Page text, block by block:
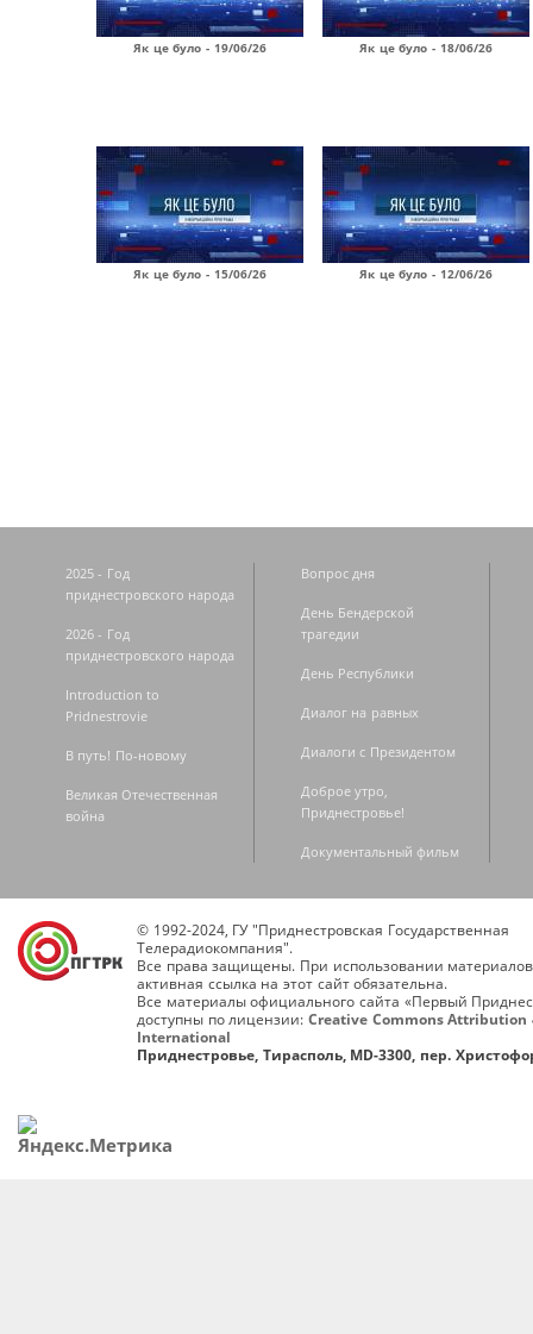
Як це було - 19/06/26 Як це було - 18/06/26
Як це було - 15/06/26 Як це було - 12/06/26
2025 - Год
приднестровского народа
2026 - Год
приднестровского народа
Introduction to
Pridnestrovie
В путь! По-новому
Великая Отечественная
война
Вопрос дня
День Бендерской
трагедии
День Республики
Диалог на равных
Диалоги с Президентом
Доброе утро,
Приднестровье!
Документальный фильм
© 1992-2024, ГУ "Приднестровская Государственная
Телерадиокомпания".
Все права защищены. При использовании
активная ссылка на этот сайт обязательна.
Все материалы официального сайта «Первый
доступны по лицензии: Creative Commons Attribution
International
Приднестровье, Тирасполь, MD-3300, пер.